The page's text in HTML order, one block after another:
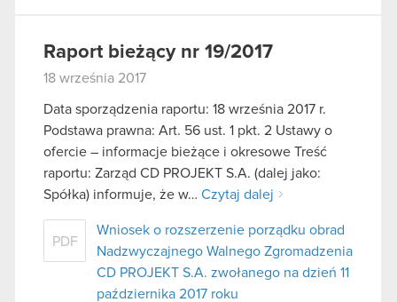
Raport bieżący nr 19/2017
18 września 2017
Data sporządzenia raportu: 18 września 2017 r.
Podstawa prawna: Art. 56 ust. 1 pkt. 2 Ustawy o
ofercie – informacje bieżące i okresowe Treść
raportu: Zarząd CD PROJEKT S.A. (dalej jako:
Spółka) informuje, że w… Czytaj dalej
PDF
Wniosek o rozszerzenie porządku obrad
Nadzwyczajnego Walnego Zgromadzenia
CD PROJEKT S.A. zwołanego na dzień 11
października 2017 roku